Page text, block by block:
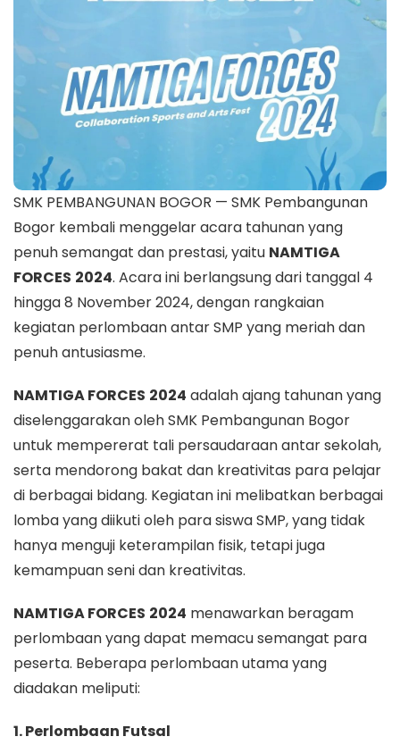
SMK PEMBANGUNAN BOGOR — SMK Pembangunan
Bogor kembali menggelar acara tahunan yang
penuh semangat dan prestasi, yaitu NAMTIGA
FORCES 2024. Acara ini berlangsung dari tanggal 4
hingga 8 November 2024, dengan rangkaian
kegiatan perlombaan antar SMP yang meriah dan
penuh antusiasme.
NAMTIGA FORCES 2024 adalah ajang tahunan yang
diselenggarakan oleh SMK Pembangunan Bogor
untuk mempererat tali persaudaraan antar sekolah,
serta mendorong bakat dan kreativitas para pelajar
di berbagai bidang. Kegiatan ini melibatkan berbagai
lomba yang diikuti oleh para siswa SMP, yang tidak
hanya menguji keterampilan fisik, tetapi juga
kemampuan seni dan kreativitas.
NAMTIGA FORCES 2024 menawarkan beragam
perlombaan yang dapat memacu semangat para
peserta. Beberapa perlombaan utama yang
diadakan meliputi:
1. Perlombaan Futsal